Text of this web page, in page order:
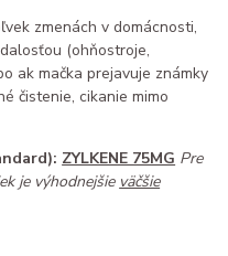
zmenách v domácnosti,
(ohňostroje,
ak mačka prejavuje známky
čistenie, cikanie mimo
ZYLKENE 75MG Pre
je výhodnejšie väčšie